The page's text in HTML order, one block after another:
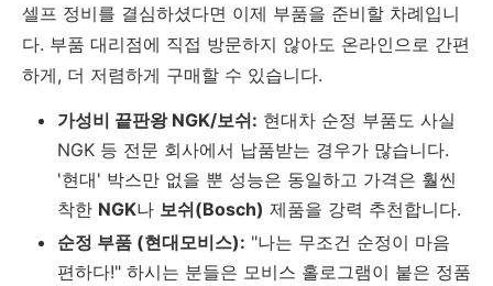
셀프 정비를 결심하셨다면 이제 부품을 준비할 차례입니
다. 부품 대리점에 직접 방문하지 않아도 온라인으로 간편
하게, 더 저렴하게 구매할 수 있습니다.
가성비 끝판왕 NGK/보쉬: 현대차 순정 부품도 사실
NGK 등 전문 회사에서 납품받는 경우가 많습니다.
'현대' 박스만 없을 뿐 성능은 동일하고 가격은 훨씬
착한 NGK나 보쉬(Bosch) 제품을 강력 추천합니다.
순정 부품 (현대모비스): "나는 무조건 순정이 마음
편하다!" 하시는 분들은 모비스 홀로그램이 붙은 정품